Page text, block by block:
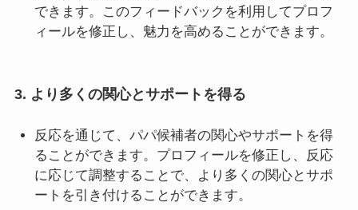
できます。このフィードバックを利用してプロフ
ィールを修正し、魅力を高めることができます。
3. より多くの関心とサポートを得る
反応を通じて、パパ候補者の関心やサポートを得
ることができます。プロフィールを修正し、反応
に応じて調整することで、より多くの関心とサポ
ートを引き付けることができます。